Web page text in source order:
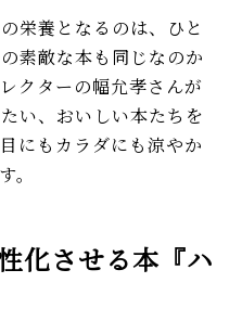
栄養となるのは、ひと
素敵な本も同じなのか
クターの幅允孝さんが
い、おいしい本たちを
にもカラダにも涼やか
。
化させる本『ハ
で米にも合う！
伝授】鶏もも肉とス
単！ タンドリーチキ
ピ。本格ソースも必見
の味】鶏肉の唐揚
（ダージーパイ）の作
鶏の「生春巻き」プ
（タレ2種）。皮の巻
ツを徹底解説！
！
必見】干さない、シソ
ながらの塩漬け梅干し
り方
基本レシピ。すっきり